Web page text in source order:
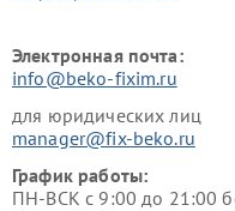
Электронная почта:
info@beko-fixim.ru
для юридических лиц
manager@fix-beko.ru
График работы:
ПН-ВСК с 9:00 до 21:00